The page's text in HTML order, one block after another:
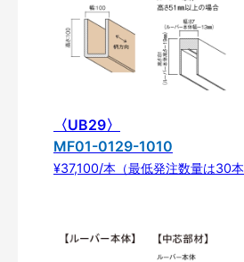
〈UB29〉
MF01-0129-1010
¥37,100/本（最低発注数量は30本